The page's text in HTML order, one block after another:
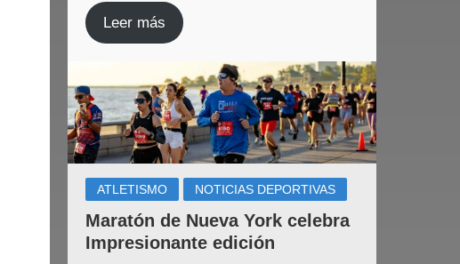
Leer más
ATLETISMO NOTICIAS DEPORTIVAS
Maratón de Nueva York celebra
Impresionante edición